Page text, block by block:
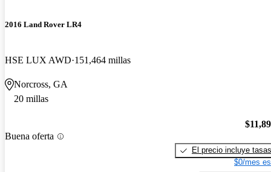
2016 Land Rover LR4
HSE LUX AWD 151,464 millas
Norcross, GA
20 millas
Buena oferta
El precio incluye tasas
$0/mes